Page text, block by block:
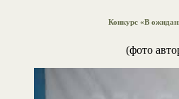
Конкурс «В
(фото